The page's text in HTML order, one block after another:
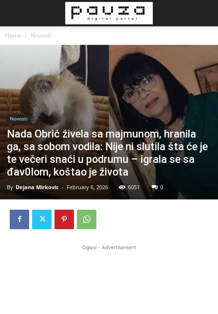
Home Novosti
Novosti
Nada Obrić živela sa majmunom, hranila
ga, sa sobom vodila: Nije ni slutila šta će je
te večeri snaći u podrumu – igrala se sa
đav0lom, koštao je života
By Dejana Mirkovic - February 6, 2026 6051 0
Oglasi - Advertisement